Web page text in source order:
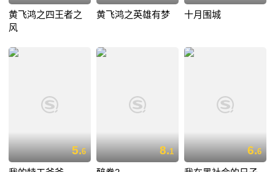
黄飞鸿之四王者之
风
黄飞鸿之英雄有梦 十月围城
5.6 8.1 6.6